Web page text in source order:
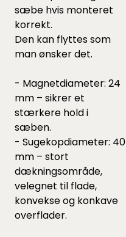
sæbe hvis monteret
korrekt.
Den kan flyttes som
man ønsker det.
- Magnetdiameter: 24
mm – sikrer et
stærkere hold i
sæben.
- Sugekopdiameter: 40
mm – stort
dækningsområde,
velegnet til flade,
konvekse og konkave
overflader.